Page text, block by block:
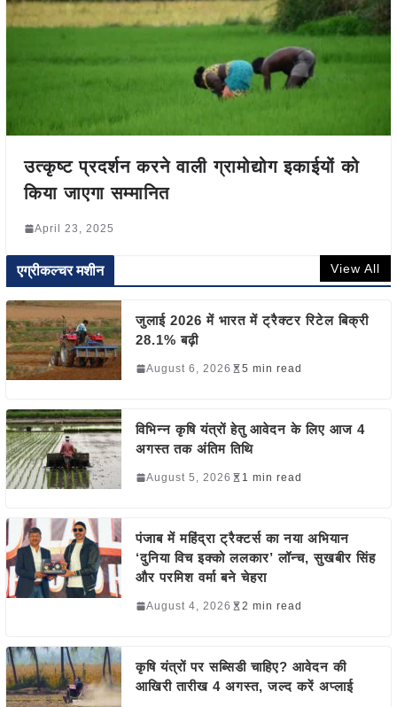
उत्कृष्ट प्रदर्शन करने वाली ग्रामोद्योग इकाईयों को
किया जाएगा सम्मानित
April 23, 2025
एग्रीकल्चर मशीन View All
जुलाई 2026 में भारत में ट्रैक्टर रिटेल बिक्री
28.1% बढ़ी
August 6, 2026 5 min read
विभिन्न कृषि यंत्रों हेतु आवेदन के लिए आज 4
अगस्त तक अंतिम तिथि
August 5, 2026 1 min read
पंजाब में महिंद्रा ट्रैक्टर्स का नया अभियान
‘दुनिया विच इक्को ललकार’ लॉन्च, सुखबीर सिंह
और परमिश वर्मा बने चेहरा
August 4, 2026 2 min read
कृषि यंत्रों पर सब्सिडी चाहिए? आवेदन की
आखिरी तारीख 4 अगस्त, जल्द करें अप्लाई